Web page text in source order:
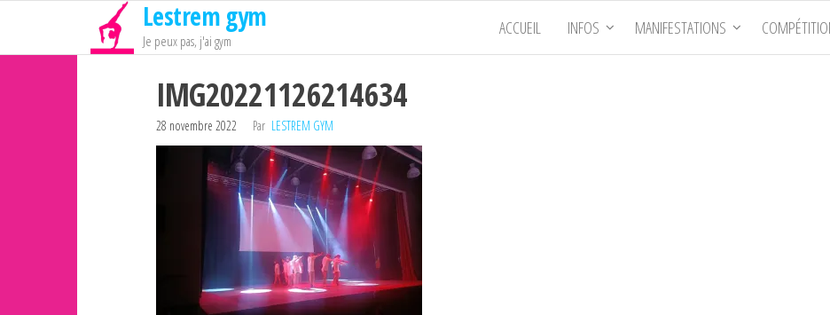
contenu
Lestrem gym
Je peux pas, j'ai gym
ACCUEIL INFOS MANIFESTATIONS
IMG20221126214634
28 novembre 2022 Par LESTREM GYM